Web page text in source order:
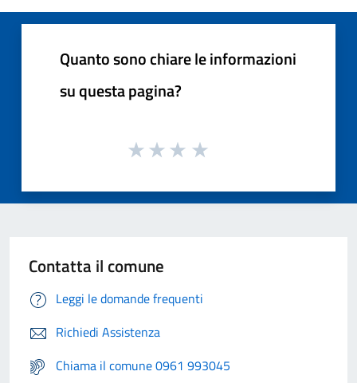
Quanto sono chiare le informazioni
su questa pagina?
Contatta il comune
Leggi le domande frequenti
Richiedi Assistenza
Chiama il comune 0961 993045